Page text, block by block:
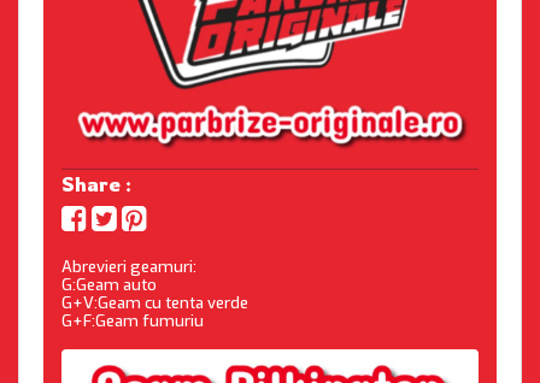
Share :
Abrevieri geamuri:
G:Geam auto
G+V:Geam cu tenta verde
G+F:Geam fumuriu